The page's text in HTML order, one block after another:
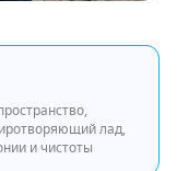
лад,
и чистоты